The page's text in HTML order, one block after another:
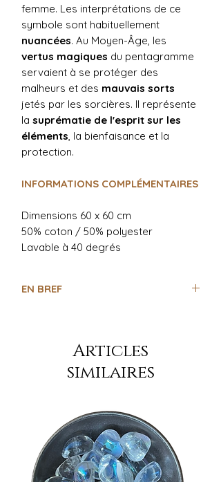
femme. Les interprétations de ce
symbole sont habituellement
nuancées. Au Moyen-Âge, les
vertus magiques du pentagramme
servaient à se protéger des
malheurs et des mauvais sorts
jetés par les sorcières. Il représente
la suprématie de l'esprit sur les
éléments, la bienfaisance et la
protection.
INFORMATIONS COMPLÉMENTAIRES
Dimensions 60 x 60 cm
50% coton / 50% polyester
Lavable à 40 degrés
EN BREF
- Idéale comme nappe à tarots
- Dimensions 60 x 60 cm
Articles
similaires